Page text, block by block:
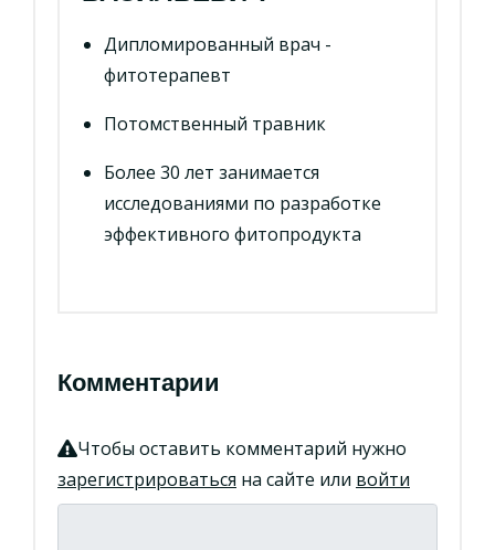
Дипломированный врач -
фитотерапевт
Потомственный травник
Более 30 лет занимается
исследованиями по разработке
эффективного фитопродукта
Комментарии
Чтобы оставить комментарий нужно
зарегистрироваться на сайте или войти